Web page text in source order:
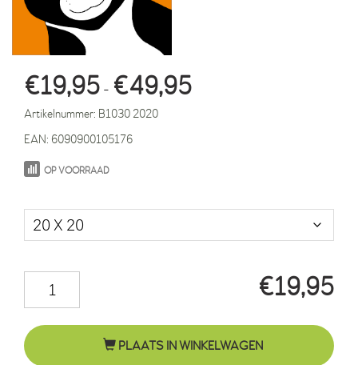
€19,95 - €49,95
Artikelnummer: B1030 2020
EAN: 6090900105176
OP VOORRAAD
€19,95
Felix
oranje
aantal PLAATS IN WINKELWAGEN